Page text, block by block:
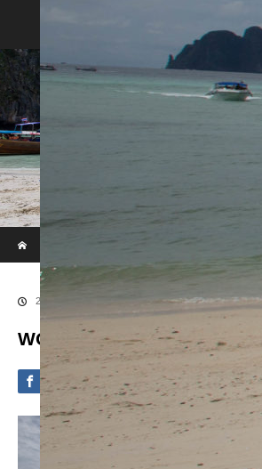
Phi Phi & Khai Island by
WOWL7862
2020.09.4
WOWL7862